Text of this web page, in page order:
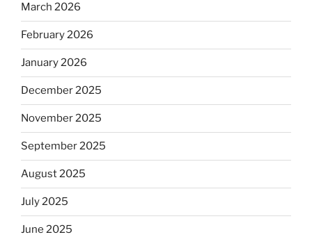
March 2026
February 2026
January 2026
December 2025
November 2025
September 2025
August 2025
July 2025
June 2025